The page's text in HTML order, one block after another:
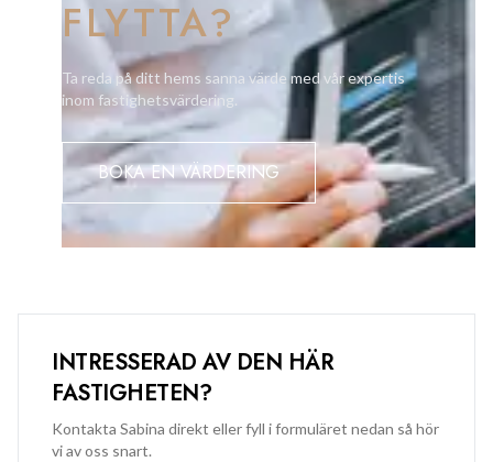
Varför rekommenderar BM Sotogrande denna bostad?
Närheten till skolan, den välskötta urbanisationen med tre
pooler och de fantastiska vyerna över sjön, naturen och
golfbanan gör detta till ett utmärkt val.
Hur bokar jag en visning?
boka en visning.
FLYTTA?
Ta reda på ditt hems sanna värde med vår expertis
inom fastighetsvärdering.
BOKA EN VÄRDERING
INTRESSERAD AV DEN HÄR
FASTIGHETEN?
Kontakta Sabina direkt eller fyll i formuläret nedan så hör
vi av oss snart.